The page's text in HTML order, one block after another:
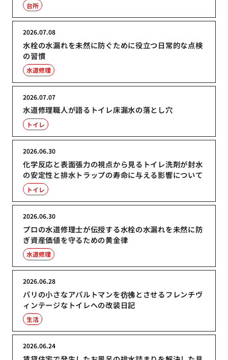
台所
水栓の水漏れを未然に防ぐために役立つ日常的な点検
の習慣
2026.07.08
水道修理
水道修理職人が語るトイレ床漏水の落とし穴
2026.07.07
トイレ
化学反応と表面張力の視点から見るトイレ洗剤が封水
の安定性と排水トラップの寿命に与える影響について
2026.06.30
トイレ
プロの水道修理士が伝授する水栓の水漏れを未然に防
ぎ資産価値を守るための黄金律
2026.06.30
水道修理
パリの小さなアパルトマンを彷彿とさせるフレンチヴ
ィンテージなトイレへの改装日記
2026.06.28
生活
2026.06.24